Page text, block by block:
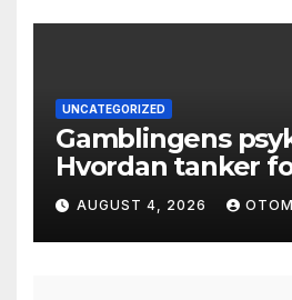
UNCATEGORIZED
Gamblingens
Hvordan tanker
og atferd
AUGUST 4, 2026